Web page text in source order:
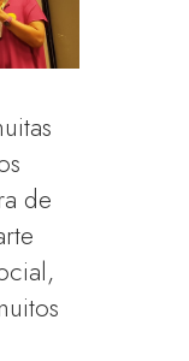
de